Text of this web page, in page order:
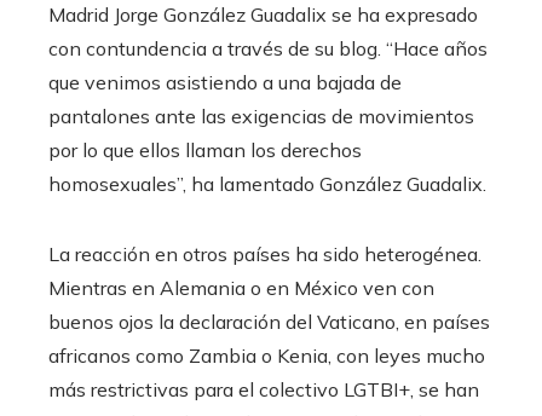
Madrid Jorge González Guadalix se ha expresado
con contundencia a través de su blog. “Hace años
que venimos asistiendo a una bajada de
pantalones ante las exigencias de movimientos
por lo que ellos llaman los derechos
homosexuales”, ha lamentado González Guadalix.
La reacción en otros países ha sido heterogénea.
Mientras en Alemania o en México ven con
buenos ojos la declaración del Vaticano, en países
africanos como Zambia o Kenia, con leyes mucho
más restrictivas para el colectivo LGTBI+, se han